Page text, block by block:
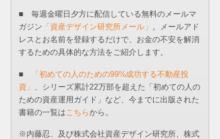
■ 毎週金曜日夕方に配信している無料のメールマ
ガジン 「資産デザイン研究所メール」 。メールアド
レスとお名前を登録するだけで、お金の不安を解消
するための具体的な方法をご紹介します。
■
「初めての人のための99%成功する不動産投
資」
、シリーズ累計22万部を超えた「初めての人の
ための資産運用ガイド」など、今までに出版された
書籍の一覧はこちらから。
※内藤忍、及び株式会社資産デザイン研究所、株式